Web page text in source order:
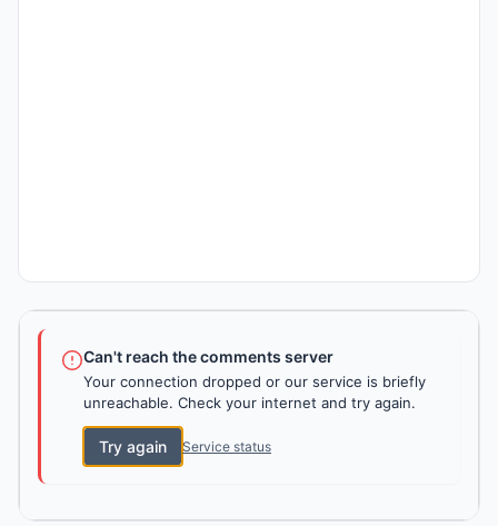
Can't reach the comments server
Your connection dropped or our service is briefly
unreachable. Check your internet and try again.
Try again Service status